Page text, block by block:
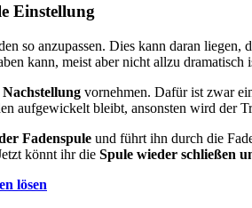
Einstellung
so anzupassen. Dies kann daran liegen,
kann, meist aber nicht allzu dramatisch
vornehmen. Dafür ist zwar
aufgewickelt bleibt, ansonsten wird der
Fadenspule und führt ihn durch die
könnt ihr die Spule wieder schließen
lösen